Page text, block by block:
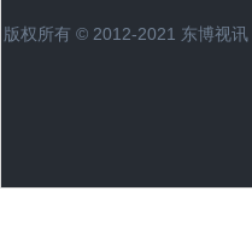
版权所有 © 2012-2021 东博视讯